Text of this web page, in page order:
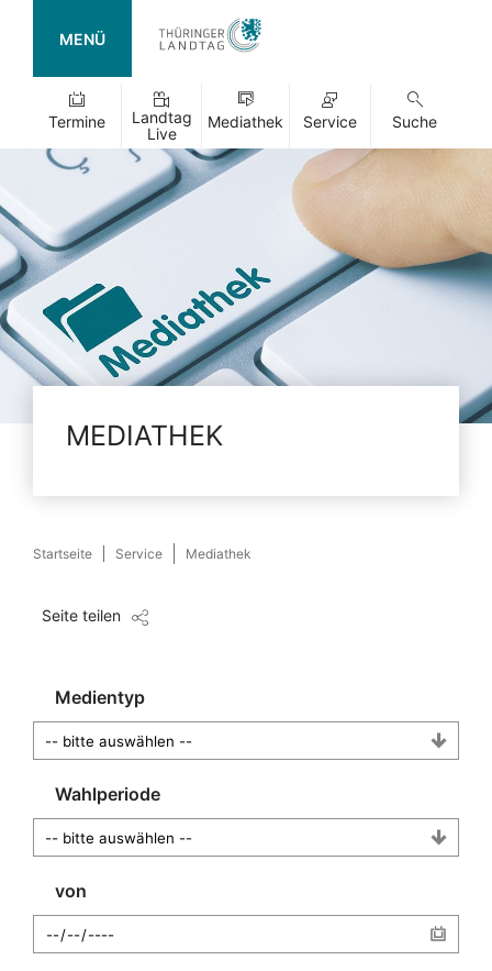
MENÜ
Termine
Landtag
Live
Mediathek Service Suche
MEDIATHEK
Startseite Service Mediathek
Seite teilen
Medientyp
Wahlperiode
von